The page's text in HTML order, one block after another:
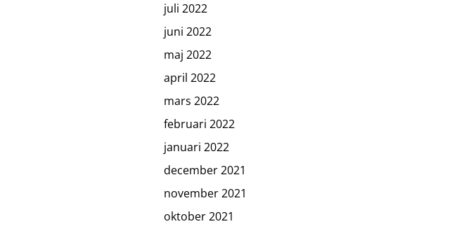
juli 2022
juni 2022
maj 2022
april 2022
mars 2022
februari 2022
januari 2022
december 2021
november 2021
oktober 2021